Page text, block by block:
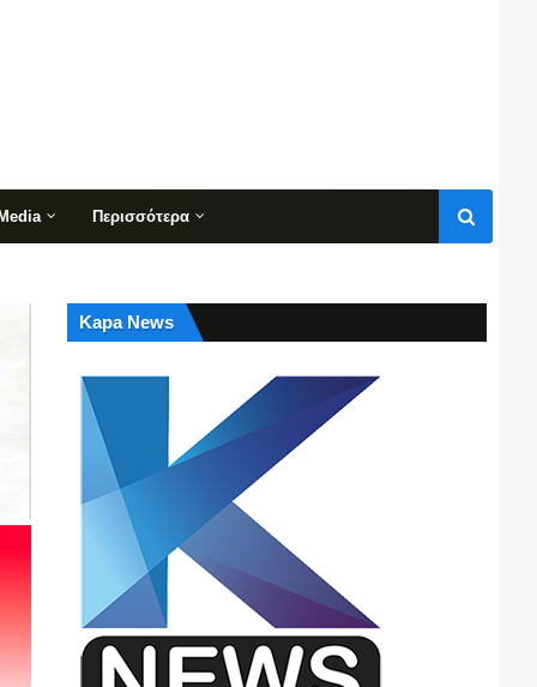
Περισσότερα
Kapa News